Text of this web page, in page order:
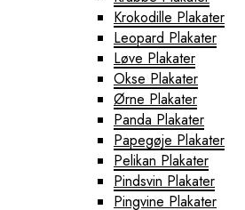
Krokodille Plakater
Leopard Plakater
Løve Plakater
Okse Plakater
Ørne Plakater
Panda Plakater
Papegøje Plakater
Pelikan Plakater
Pindsvin Plakater
Pingvine Plakater